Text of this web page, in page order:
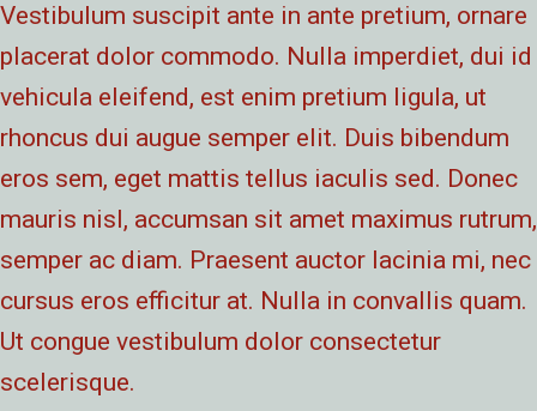
Vestibulum suscipit ante in ante pretium, ornare
placerat dolor commodo. Nulla imperdiet, dui id
vehicula eleifend, est enim pretium ligula, ut
rhoncus dui augue semper elit. Duis bibendum
eros sem, eget mattis tellus iaculis sed. Donec
mauris nisl, accumsan sit amet maximus rutrum,
semper ac diam. Praesent auctor lacinia mi, nec
cursus eros efficitur at. Nulla in convallis quam.
Ut congue vestibulum dolor consectetur
scelerisque.